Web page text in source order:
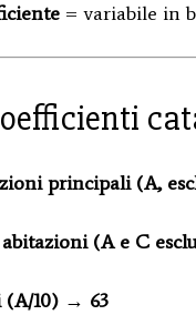
= variabile in
principali (A,
(A e C
10) → 63